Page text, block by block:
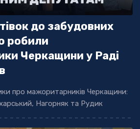
до забудовних
робили
Черкащини у Раді
про мажоритарників Черкащини:
Нагорняк та Рудик